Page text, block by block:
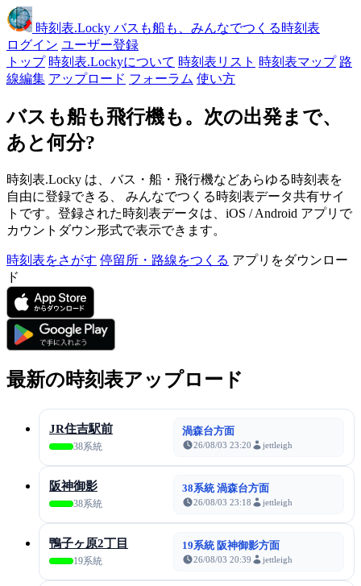
時刻表.Locky バスも船も、みんなでつくる時刻表
ログイン ユーザー登録
トップ 時刻表.Lockyについて 時刻表リスト 時刻表マップ 路
線編集 アップロード フォーラム 使い方
バスも船も飛行機も。次の出発まで、
あと何分?
時刻表.Locky は、バス・船・飛行機などあらゆる時刻表を
自由に登録できる、 みんなでつくる時刻表データ共有サイ
トです。登録された時刻表データは、iOS / Android アプリで
カウントダウン形式で表示できます。
時刻表をさがす 停留所・路線をつくる アプリをダウンロー
ド
最新の時刻表アップロード
JR住吉駅前
38系統
渦森台方面
26/08/03 23:20 jettleigh
阪神御影
38系統
38系統 渦森台方面
26/08/03 23:18 jettleigh
鴨子ヶ原2丁目
19系統
19系統 阪神御影方面
26/08/03 20:39 jettleigh